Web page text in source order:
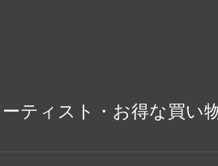
ティスト・お得な買い